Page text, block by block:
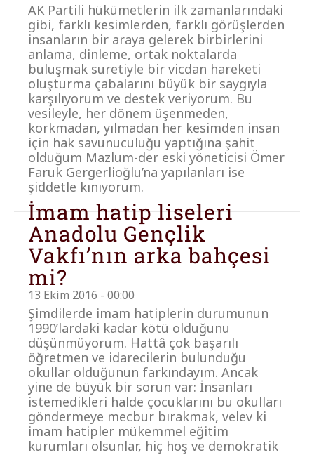
AK Partili hükümetlerin ilk zamanlarındaki
gibi, farklı kesimlerden, farklı görüşlerden
insanların bir araya gelerek birbirlerini
anlama, dinleme, ortak noktalarda
buluşmak suretiyle bir vicdan hareketi
oluşturma çabalarını büyük bir saygıyla
karşılıyorum ve destek veriyorum. Bu
vesileyle, her dönem üşenmeden,
korkmadan, yılmadan her kesimden insan
için hak savunuculuğu yaptığına şahit
olduğum Mazlum-der eski yöneticisi Ömer
Faruk Gergerlioğlu’na yapılanları ise
şiddetle kınıyorum.
İmam hatip liseleri
Anadolu Gençlik
Vakfı’nın arka bahçesi
mi?
13 Ekim 2016 - 00:00
Şimdilerde imam hatiplerin durumunun
1990’lardaki kadar kötü olduğunu
düşünmüyorum. Hattâ çok başarılı
öğretmen ve idarecilerin bulunduğu
okullar olduğunun farkındayım. Ancak
yine de büyük bir sorun var: İnsanları
istemedikleri halde çocuklarını bu okulları
göndermeye mecbur bırakmak, velev ki
imam hatipler mükemmel eğitim
kurumları olsunlar, hiç hoş ve demokratik